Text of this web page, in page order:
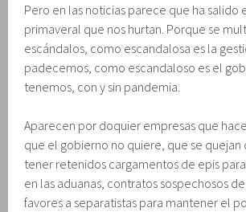
Pero en las noticias parece que ha salido
primaveral que nos hurtan. Porque se
escándalos, como escandalosa es la
padecemos, como escandaloso es el
tenemos, con y sin pandemia.
Aparecen por doquier empresas que
que el gobierno no quiere, que se quejan
tener retenidos cargamentos de epis
en las aduanas, contratos sospechosos
favores a separatistas para mantener el